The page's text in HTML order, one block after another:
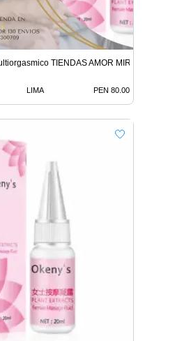
TIENDAS AMOR MIRAFLORES
LIMA PEN 80.00